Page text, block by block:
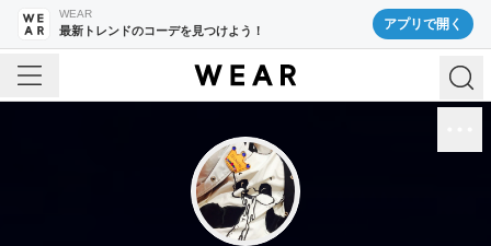
WEAR
最新トレンドのコーデを見つけよう！ アプリで開く